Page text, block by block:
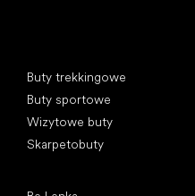
Buty trekkingowe
Buty sportowe
Wizytowe buty
Skarpetobuty